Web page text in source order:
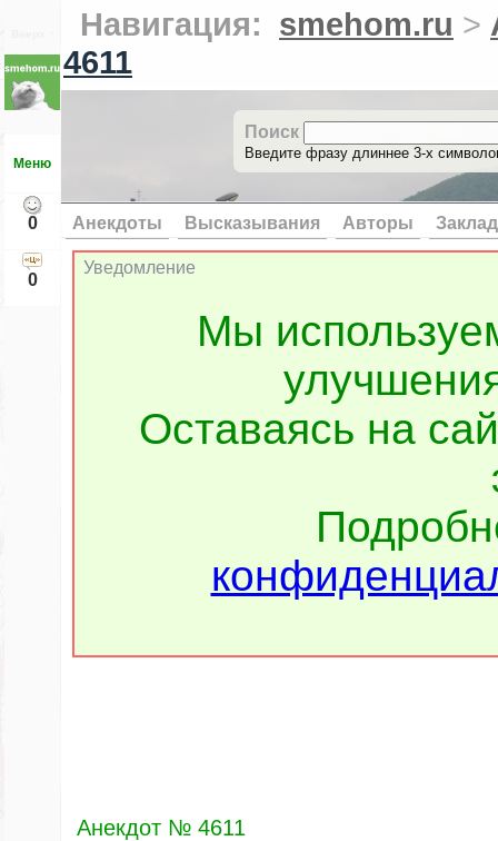
Меню
0
0
Навигация: smehom.ru >
4611
Поиск
Введите фразу длиннее 3-х
Анекдоты Высказывания Авторы
Уведомление
Мы
Оставаясь на
Анекдот № 4611